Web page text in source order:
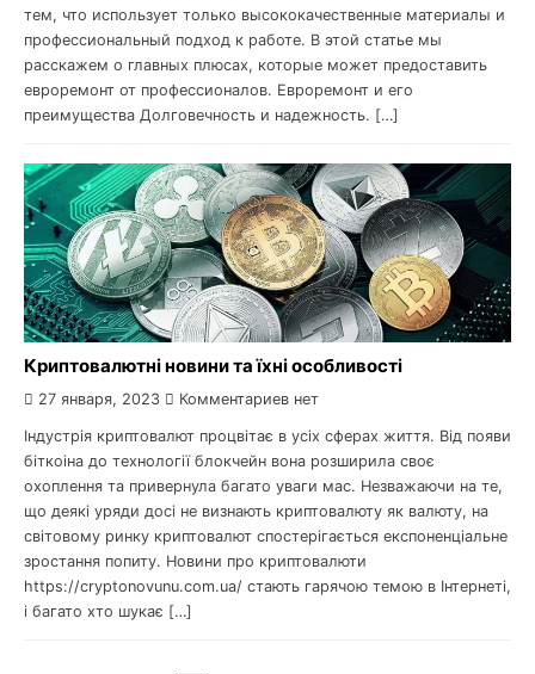
тем, что использует только высококачественные материалы и
профессиональный подход к работе. В этой статье мы
расскажем о главных плюсах, которые может предоставить
евроремонт от профессионалов. Евроремонт и его
преимущества Долговечность и надежность. […]
Криптовалютні новини та їхні особливості
27 января, 2023 Комментариев нет
Індустрія криптовалют процвітає в усіх сферах життя. Від появи
біткоіна до технології блокчейн вона розширила своє
охоплення та привернула багато уваги мас. Незважаючи на те,
що деякі уряди досі не визнають криптовалюту як валюту, на
світовому ринку криптовалют спостерігається експоненціальне
зростання попиту. Новини про криптовалюти
https://cryptonovunu.com.ua/ стають гарячою темою в Інтернеті,
і багато хто шукає […]